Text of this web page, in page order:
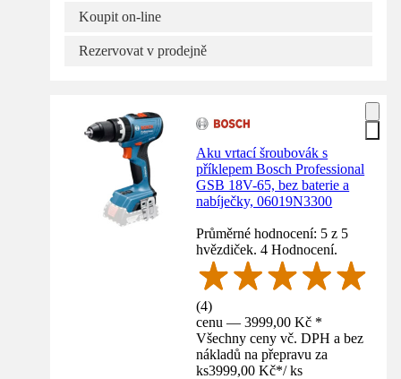
Koupit on-line
Rezervovat v prodejně
Aku vrtací šroubovák s
příklepem Bosch Professional
GSB 18V-65, bez baterie a
nabíječky, 06019N3300
Průměrné hodnocení: 5 z 5
hvězdiček. 4 Hodnocení.
(4)
cenu — 3999,00 Kč *
Všechny ceny vč. DPH a bez
nákladů na přepravu za
ks3999,00 Kč*/ ks